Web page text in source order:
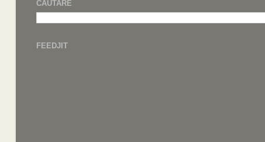
CAUTARE
FEEDJIT